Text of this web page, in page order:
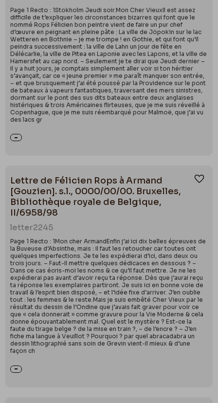
Page 1 Recto : 1Stokholm Jeudi soir.Mon Cher VieuxIl est assez
difficile de t’expliquer les circonstances bizarres qui font que le
nommé Rops Félicien bon peintre vient de faire un pur chef
d’œuvre en peignant en pleine pâte : La ville de Jöpokïn sur le lac
Wetteren en Bothnie – je me trompe ! en Gothie, et qui font qu’il
peindra successivement : la ville de Lahn un jour de fête en
Délécarlie, la ville de Pitea en Laponie avec les Lapons, et la ville de
Hamersfet au cap nord. – Seulement je te dirai que Jeudi dernier –
il y a huit jours, je comptais simplement aller voir si ton héritier
s’avançait, car ce « jeune premier » me paraît manquer son entrée,
– et que brusquement j’ai été poussé par la Providence sur le pont
de bateaux à vapeurs fantastiques, traversant des mers sinistres,
dormant sur le pont des sus dits bateaux entre deux anglaises
histériques & trois Américaines flirteuses, que je me suis réveillé à
Copenhague, que je me suis réembarqué pour Malmoë, que j’ai vu
des lacs gr
Lettre de Félicien Rops à Armand
[Gouzien]. s.l., 0000/00/00. Bruxelles,
Bibliothèque royale de Belgique,
II/6958/98
letter2245
Page 1 Recto : 1Mon cher ArmandEnfin j’ai ici dix belles épreuves de
la Buveuse d’Absinthe, mais : il faut les retoucher car toutes ont
quelques imperfections. Je te les expédierai d’ici, dans deux ou
trois jours. – Faut-il mettre quelques dédicaces en dessous ? –
Dans ce cas écris-moi les noms & ce qu’il faut mettre. Je ne les
expédierai pas avant d’avoir reçu ta réponse. Dès que j’aurai reçu
ta réponse les exemplaires partiront. Je suis ici en bonne voie de
travail & l’esprit bien disposé, – et l’idée fixe d’arriver. J’en oublie
tout : les femmes & le reste.Mais je suis embêté Cher Vieux par le
résultat du dessin de l’Ondine que j’avais fait graver pour voir ce
que « cela donnerait » comme gravure pour la Vie Moderne & cela
donne épouvantablement mal. Quel est le mystère ? Est-ce la
faute du tirage belge ? de la mise en train ?, – de l’encre ? – J’en
fiche ma langue à Veuillot ? Pourquoi ? par quel abracadabra un
dessin lithographié sans soin de Grevin vient-il mieux & d’une
façon ch